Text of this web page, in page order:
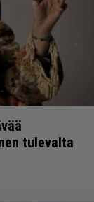
tulevalta